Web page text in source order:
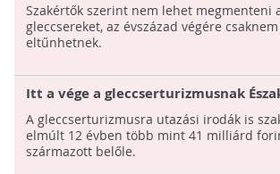
Szakértők szerint nem lehet megmenteni
gleccsereket, az évszázad végére
eltűnhetnek.
Itt a vége a gleccserturizmusnak
Kínában: Veszélybe került az ivóvíz
A gleccserturizmusra utazási irodák is
elmúlt 12 évben több mint 41 milliárd
származott belőle.